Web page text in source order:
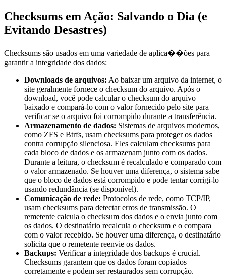
Checksums em Ação: Salvando o Dia (e
Evitando Desastres)
Checksums são usados em uma variedade de aplica��ões para
garantir a integridade dos dados:
Downloads de arquivos: Ao baixar um arquivo da internet, o
site geralmente fornece o checksum do arquivo. Após o
download, você pode calcular o checksum do arquivo
baixado e compará-lo com o valor fornecido pelo site para
verificar se o arquivo foi corrompido durante a transferência.
Armazenamento de dados: Sistemas de arquivos modernos,
como ZFS e Btrfs, usam checksums para proteger os dados
contra corrupção silenciosa. Eles calculam checksums para
cada bloco de dados e os armazenam junto com os dados.
Durante a leitura, o checksum é recalculado e comparado com
o valor armazenado. Se houver uma diferença, o sistema sabe
que o bloco de dados está corrompido e pode tentar corrigi-lo
usando redundância (se disponível).
Comunicação de rede: Protocolos de rede, como TCP/IP,
usam checksums para detectar erros de transmissão. O
remetente calcula o checksum dos dados e o envia junto com
os dados. O destinatário recalcula o checksum e o compara
com o valor recebido. Se houver uma diferença, o destinatário
solicita que o remetente reenvie os dados.
Backups: Verificar a integridade dos backups é crucial.
Checksums garantem que os dados foram copiados
corretamente e podem ser restaurados sem corrupção.